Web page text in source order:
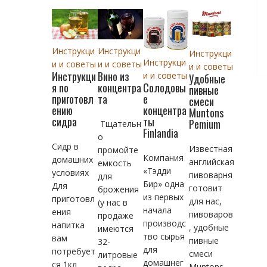
Инструкци
и и советы
Инструкци
я по
приготовл
ению
сидра
Сидр в
домашних
условиях
Для
приготовл
ения
напитка
вам
потребует
ся 1кл
Инструкци
и и советы
Вино из
концентра
та
Тщательн
о
промойте
емкость
для
брожения
(у нас в
продаже
имеются
32-
литровые
Инструкци
и и советы
Солодовы
е
концентра
ты
Finlandia
Компания
«Тэдди
Бир» одна
из первых
начала
производс
тво сырья
для
домашнег
Инструкци
и и советы
Удобные
пивные
смеси
Muntons
Pemium
Известная
английская
пивоварня
готовит
для нас,
пивоваров
, удобные
пивные
смеси